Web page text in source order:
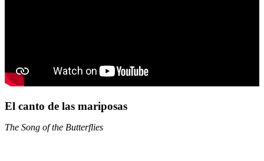
El canto de las mariposas
The Song of the Butterflies